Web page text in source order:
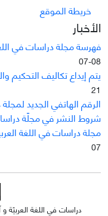
خريطة الموقع
الأخبار
فهرسة مجلة دراسات في
08-07
يتم إيداع تکاليف
21
الرقم الهاتفي الجديد
شروط النشر في مجلّة
مجلة دراسات في اللغة
07
دراسات في اللغة